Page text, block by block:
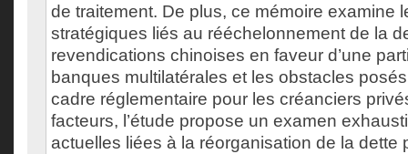
de traitement. De plus, ce mémoire examine
stratégiques liés au rééchelonnement de la
revendications chinoises en faveur d’une
banques multilatérales et les obstacles
cadre réglementaire pour les créanciers
facteurs, l’étude propose un examen
actuelles liées à la réorganisation de la dette